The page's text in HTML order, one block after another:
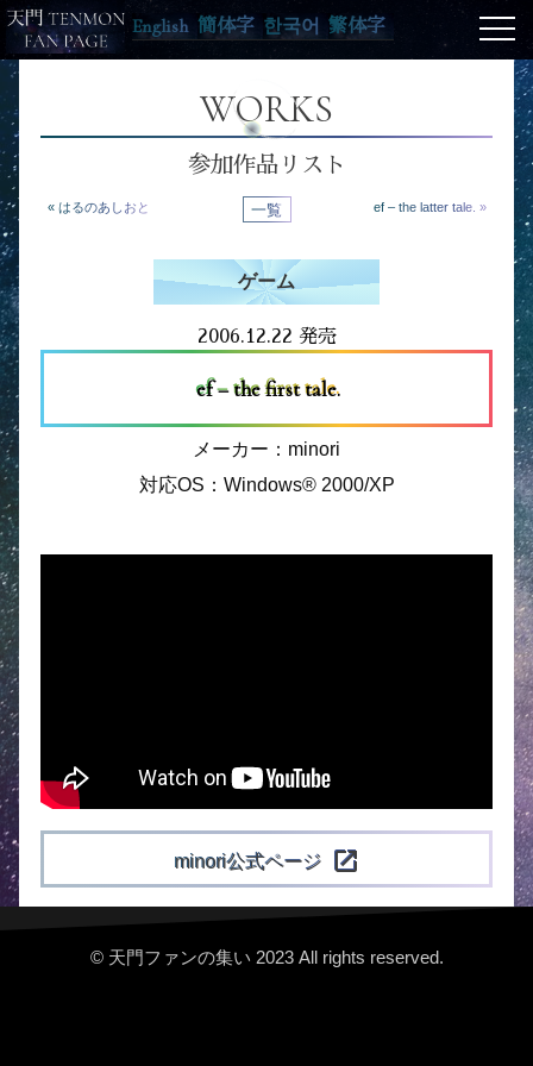
English 簡体字 한국어 繁体字
WORKS
参加作品リスト
« はるのあしおと 一覧 ef – the latter tale. »
ゲーム
2006.12.22 発売
ef – the first tale.
メーカー：minori
対応OS：Windows® 2000/XP
minori公式ページ open_in_new
© 天門ファンの集い 2023 All rights reserved.